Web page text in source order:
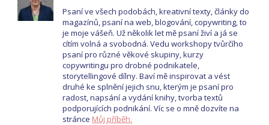
Psaní ve všech podobách, kreativní texty, články do
magazínů, psaní na web, blogování, copywriting, to
je moje vášeň. Už několik let mě psaní živí a já se
cítím volná a svobodná. Vedu workshopy tvůrčího
psaní pro různé věkové skupiny, kurzy
copywritingu pro drobné podnikatele,
storytellingové dílny. Baví mě inspirovat a vést
druhé ke splnění jejich snu, kterým je psaní pro
radost, napsání a vydání knihy, tvorba textů
podporujících podnikání. Víc se o mně dozvíte na
stránce Můj příběh.